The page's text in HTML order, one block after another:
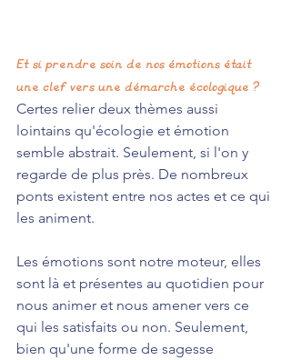
Et si prendre soin de nos émotions était
une clef vers une démarche écologique ?
Certes relier deux thèmes aussi
lointains qu'écologie et émotion
semble abstrait. Seulement, si l'on y
regarde de plus près. De nombreux
ponts existent entre nos actes et ce qui
les animent.
Les émotions sont notre moteur, elles
sont là et présentes au quotidien pour
nous animer et nous amener vers ce
qui les satisfaits ou non. Seulement,
bien qu'une forme de sagesse